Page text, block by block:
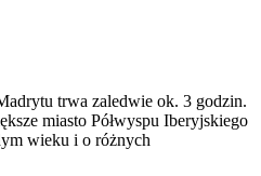
trwa zaledwie ok. 3 godzin.
miasto Półwyspu Iberyjskiego
wieku i o różnych